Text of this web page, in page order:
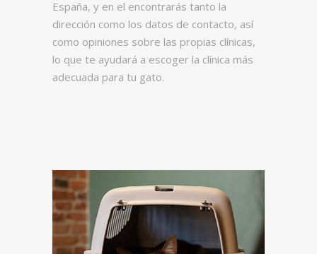
España, y en el encontrarás tanto la
dirección como los datos de contacto, así
como opiniones sobre las propias clínicas,
lo que te ayudará a escoger la clínica más
adecuada para tu gato.